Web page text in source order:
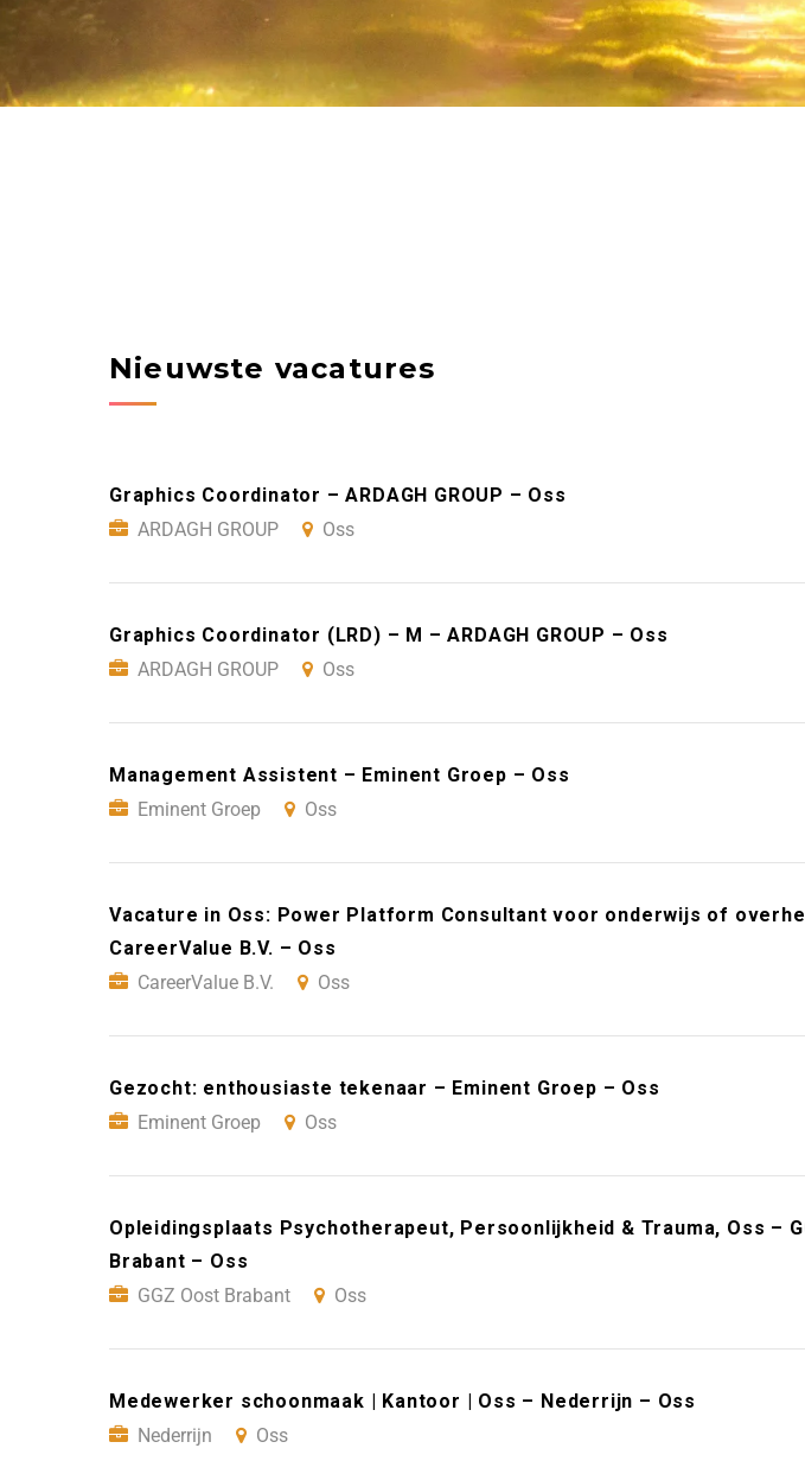
Nieuwste vacatures
Graphics Coordinator – ARDAGH GROUP – Oss
ARDAGH GROUP
Oss
Graphics Coordinator (LRD) – M – ARDAGH GROUP – Oss
ARDAGH GROUP
Oss
Management Assistent – Eminent Groep – Oss
Eminent Groep
Oss
Vacature in Oss: Power Platform Consultant voor onderwijs of
CareerValue B.V. – Oss
CareerValue B.V.
Oss
Gezocht: enthousiaste tekenaar – Eminent Groep – Oss
Eminent Groep
Oss
Opleidingsplaats Psychotherapeut, Persoonlijkheid & Trauma, Oss –
Brabant – Oss
GGZ Oost Brabant
Oss
Medewerker schoonmaak | Kantoor | Oss – Nederrijn – Oss
Nederrijn
Oss